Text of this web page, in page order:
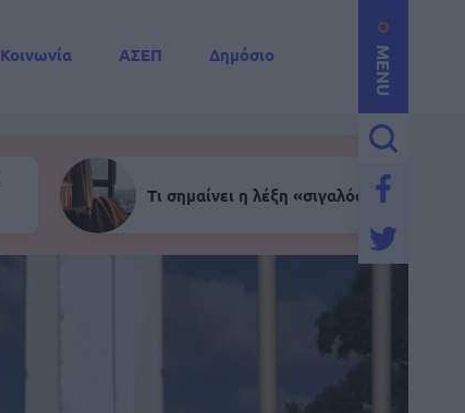
MENU
Κοινωνία ΑΣΕΠ
Δημόσιο
Τι σημαίνει η λέξη «σιγαλός»